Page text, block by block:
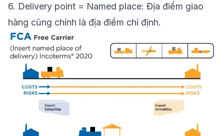
6. Delivery point = Named place: Địa điểm giao
hàng cũng chính là địa điểm chỉ định.